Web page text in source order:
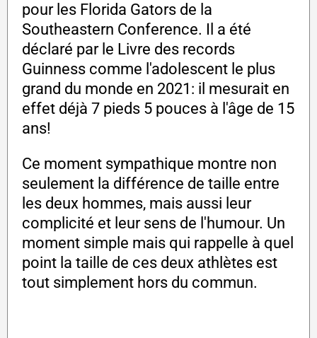
pour les Florida Gators de la
Southeastern Conference. Il a été
déclaré par le Livre des records
Guinness comme l'adolescent le plus
grand du monde en 2021: il mesurait en
effet déjà 7 pieds 5 pouces à l'âge de 15
ans!
Ce moment sympathique montre non
seulement la différence de taille entre
les deux hommes, mais aussi leur
complicité et leur sens de l'humour. Un
moment simple mais qui rappelle à quel
point la taille de ces deux athlètes est
tout simplement hors du commun.